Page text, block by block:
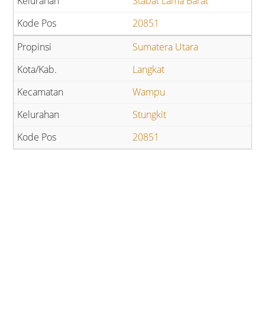
20851
Sumatera Utara
Langkat
Wampu
Stungkit
20851